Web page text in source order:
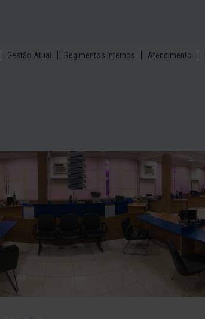
Gestão Atual Regimentos Internos Atendimento